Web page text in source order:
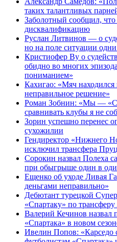
таких талантливых
Заболотный сообщил,
дисквалификацию
Руслан Литвинов — о
но на поле ситуации
Кристиофер Ву о
обидно во многих
пониманием»
Кахигао: «Мяч
неправильное решение»
Роман Зобнин: «Мы —
сравнивать клубы я не
Зорин успешно перенес
сухожилии
Гендиректор «Нижнего
исключил трансфера
Сорокин назвал Полеха
при обыгрыше один в
Ещенко об уходе Ливая
деньгами неправильно»
Дебютант турецкой
«Спартаку» по
Валерий Кечинов назвал
«Спартака» в новом
Ивелин Попов: «Карседо